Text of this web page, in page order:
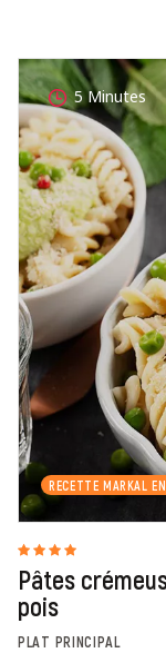
RECETTE MARKAL
Pâtes
pois
PLAT PRINCIPAL
5 Minutes